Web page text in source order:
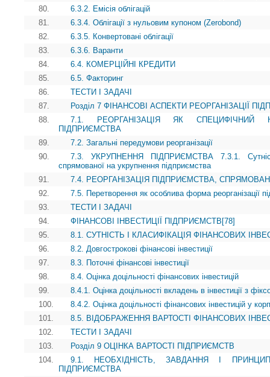
80.
6.3.2. Емісія облігацій
81.
6.3.4. Облігації з нульовим купоном (Zerobond)
82.
6.3.5. Конвертовані облігації
83.
6.3.6. Варанти
84.
6.4. КОМЕРЦІЙНІ КРЕДИТИ
85.
6.5. Факторинг
86.
ТЕСТИ І ЗАДАЧІ
87.
Розділ 7 ФІНАНСОВІ АСПЕКТИ РЕОРГАНІЗАЦІЇ
88.
7.1. РЕОРГАНІЗАЦІЯ ЯК СПЕЦИФІЧНИЙ
ПІДПРИЄМСТВА
89.
7.2. Загальні передумови реорганізації
90.
7.3. УКРУПНЕННЯ ПІДПРИЄМСТВА 7.3.1.
спрямованої на укрупнення підприємства
91.
7.4. РЕОРГАНІЗАЦІЯ ПІДПРИЄМСТВА,
92.
7.5. Перетворення як особлива форма реорганізації
93.
ТЕСТИ І ЗАДАЧІ
94.
ФІНАНСОВІ ІНВЕСТИЦІЇ ПІДПРИЄМСТВ[78]
95.
8.1. СУТНІСТЬ І КЛАСИФІКАЦІЯ ФІНАНСОВИХ
96.
8.2. Довгострокові фінансові інвестиції
97.
8.3. Поточні фінансові інвестиції
98.
8.4. Оцінка доцільності фінансових інвестицій
99.
8.4.1. Оцінка доцільності вкладень в інвестиції з
100.
8.4.2. Оцінка доцільності фінансових інвестицій у
101.
8.5. ВІДОБРАЖЕННЯ ВАРТОСТІ ФІНАНСОВИХ
102.
ТЕСТИ І ЗАДАЧІ
103.
Розділ 9 ОЦІНКА ВАРТОСТІ ПІДПРИЄМСТВ
104.
9.1. НЕОБХІДНІСТЬ, ЗАВДАННЯ І
ПІДПРИЄМСТВА